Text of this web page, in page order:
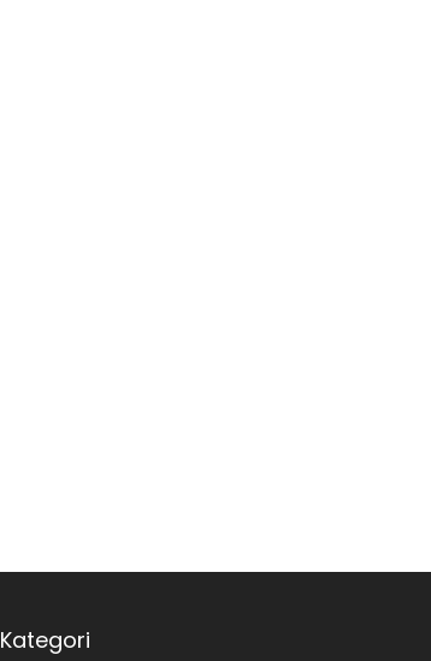
Kategori